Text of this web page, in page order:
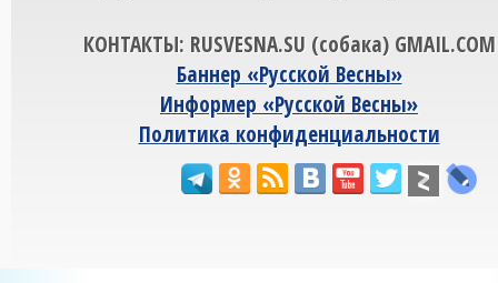
КОНТАКТЫ: RUSVESNA.SU (собака) GMAIL.COM
Баннер «Русской Весны»
Информер «Русской Весны»
Политика конфиденциальности